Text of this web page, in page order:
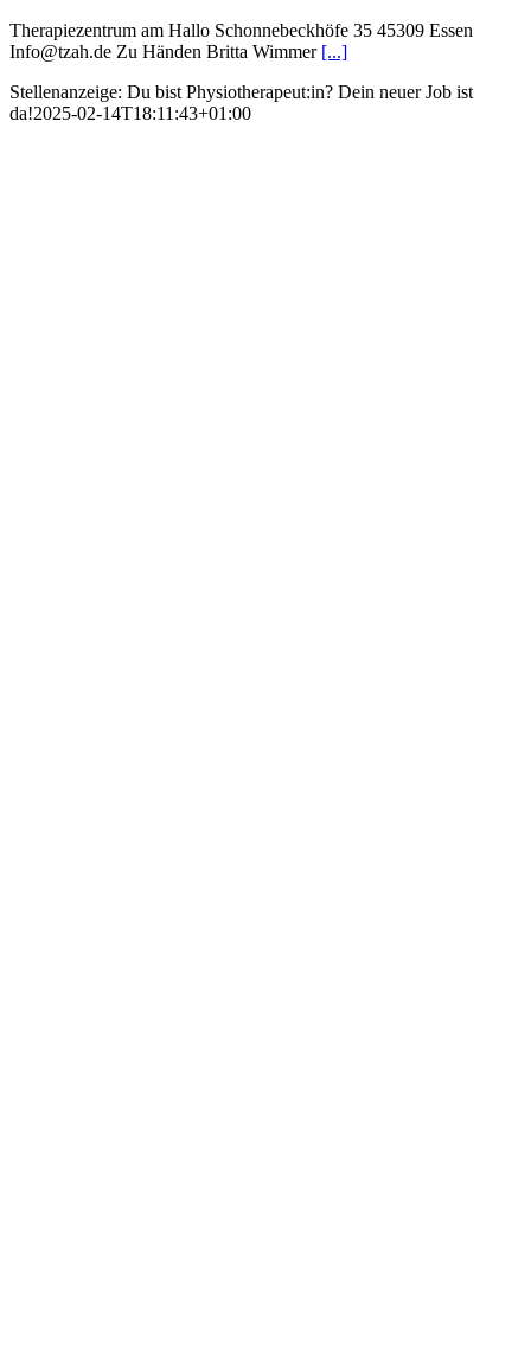
Therapiezentrum am Hallo Schonnebeckhöfe 35 45309 Essen
Info@tzah.de Zu Händen Britta Wimmer [...]
Stellenanzeige: Du bist Physiotherapeut:in? Dein neuer Job ist
da!2025-02-14T18:11:43+01:00